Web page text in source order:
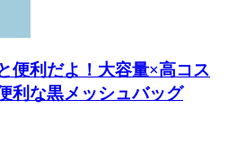
便利だよ！大容量×高コス
利な黒メッシュバッグ